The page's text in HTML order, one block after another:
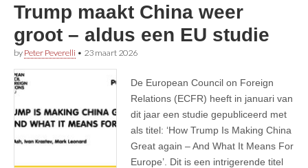
Trump maakt China weer
groot – aldus een EU studie
by Peter Peverelli • 23 maart 2026
De European Council on Foreign
Relations (ECFR) heeft in januari van
dit jaar een studie gepubliceerd met
als titel: ‘How Trump Is Making China
Great again – And What It Means For
Europe’. Dit is een intrigerende titel